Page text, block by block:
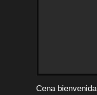
Cena bienvenida